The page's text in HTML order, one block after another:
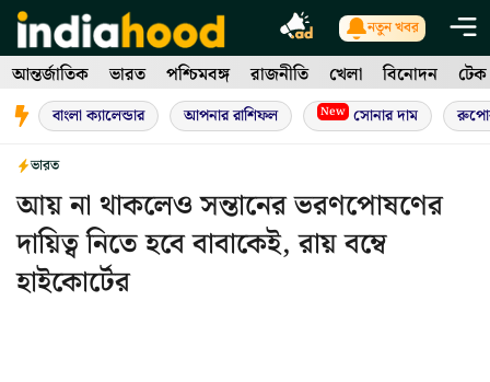
Skip
to
content
নতুন খবর
আন্তর্জাতিক ভারত পশ্চিমবঙ্গ রাজনীতি খেলা বিনোদন টেক
বাংলা ক্যালেন্ডার আপনার রাশিফল New সোনার দাম
ভারত
আয় না থাকলেও সন্তানের ভরণপোষণের
দায়িত্ব নিতে হবে বাবাকেই, রায় বম্বে
হাইকোর্টের